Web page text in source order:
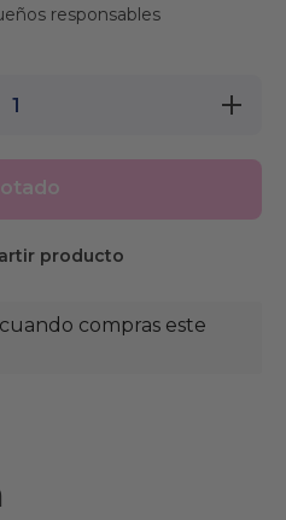
responsables
producto
compras este